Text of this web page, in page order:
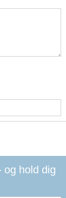
og hold dig